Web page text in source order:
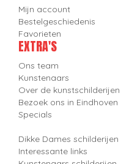
Mijn account
Bestelgeschiedenis
Favorieten
EXTRA'S
Ons team
Kunstenaars
Over de kunstschilderijen
Bezoek ons in Eindhoven
Specials
Dikke Dames schilderijen
Interessante links